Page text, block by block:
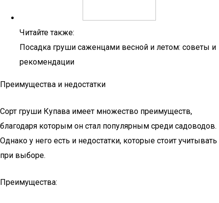
Читайте также:
Посадка груши саженцами весной и летом: советы и
рекомендации
Преимущества и недостатки
Сорт груши Купава имеет множество преимуществ,
благодаря которым он стал популярным среди садоводов.
Однако у него есть и недостатки, которые стоит учитывать
при выборе.
Преимущества: